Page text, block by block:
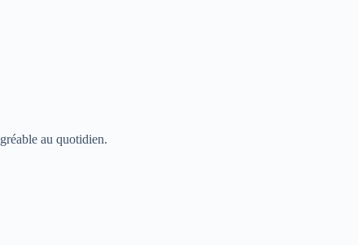
au quotidien.